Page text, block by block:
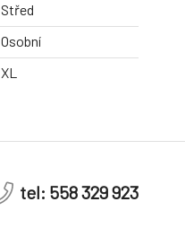
Střed
Osobní
XL
tel: 558 329 923